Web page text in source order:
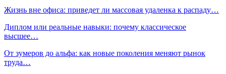
Жизнь вне офиса: приведет ли массовая удаленка к распаду…
Диплом или реальные навыки: почему классическое
высшее…
От зумеров до альфа: как новые поколения меняют рынок
труда…